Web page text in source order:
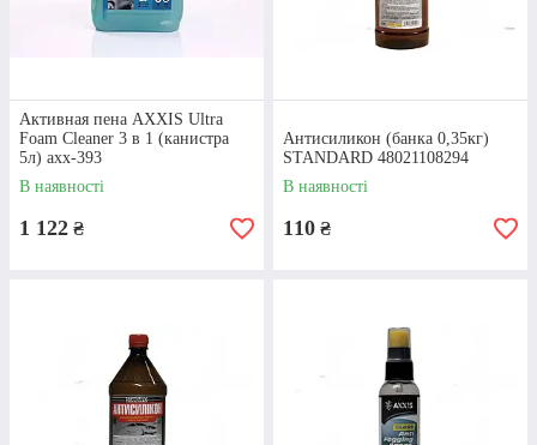
Активная пена AXXIS Ultra
Foam Cleaner 3 в 1 (канистра
5л) axx-393
В наявності
1 122 ₴
Антисиликон (банка 0,35кг)
STANDARD 48021108294
В наявності
110 ₴